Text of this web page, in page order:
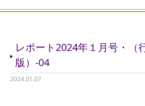
レポート2024年１月号・（
版）-04
2024.01.07